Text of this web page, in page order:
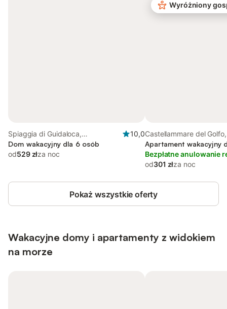
Spiaggia di Guidaloca,
Castellammare del Golfo
10,0
Dom wakacyjny dla 6 osób
od529 złza noc
Wyróżniony
Castellammare del
Trapani
Apartament wakacyjny
Bezpłatne anulowanie
od301 złza noc
Pokaż wszystkie oferty
Wakacyjne domy i apartamenty z widokiem
na morze